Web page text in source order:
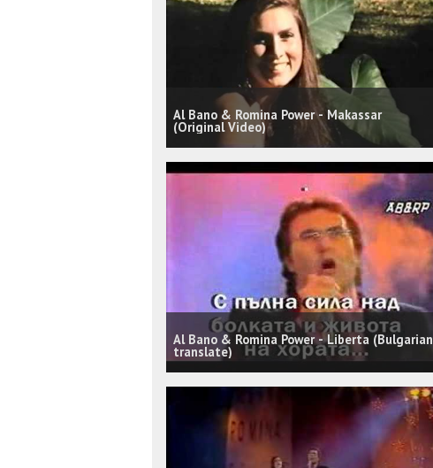
Al Bano & Romina Power - Makassar
(Original Video)
Al Bano & Romina Power - Liberta (Bulgarian
translate)